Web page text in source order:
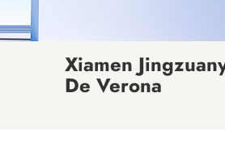
Xiamen
De Verona